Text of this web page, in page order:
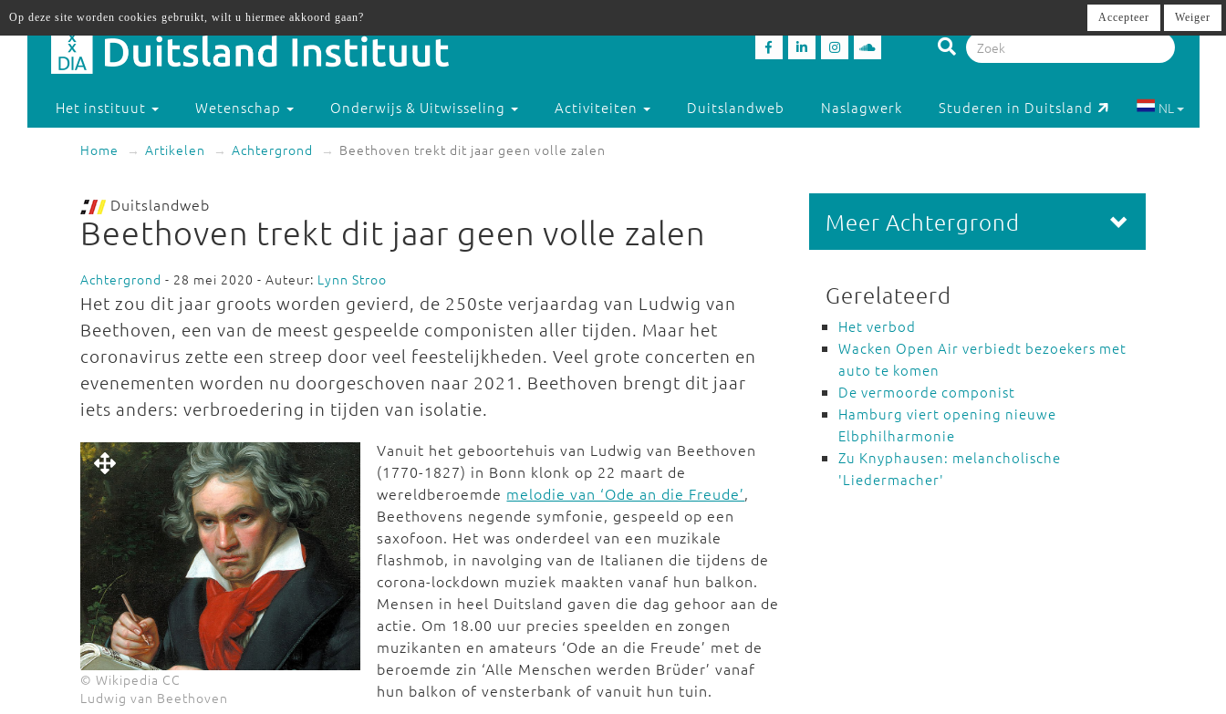
Het instituut Wetenschap Onderwijs & Uitwisseling Activiteiten Duitslandweb Naslagwerk Studeren in Duitsland NL
Home Artikelen Achtergrond Beethoven trekt dit jaar geen volle zalen
Duitslandweb
Beethoven trekt dit jaar geen volle zalen
Achtergrond - 28 mei 2020 - Auteur: Lynn Stroo
Het zou dit jaar groots worden gevierd, de 250ste verjaardag van Ludwig van
Beethoven, een van de meest gespeelde componisten aller tijden. Maar het
coronavirus zette een streep door veel feestelijkheden. Veel grote concerten en
evenementen worden nu doorgeschoven naar 2021. Beethoven brengt dit jaar
iets anders: verbroedering in tijden van isolatie.
© Wikipedia CC
Ludwig van Beethoven
Vanuit het geboortehuis van Ludwig van Beethoven
(1770-1827) in Bonn klonk op 22 maart de
wereldberoemde melodie van ‘Ode an die Freude’,
Beethovens negende symfonie, gespeeld op een
saxofoon. Het was onderdeel van een muzikale
flashmob, in navolging van de Italianen die tijdens de
corona-lockdown muziek maakten vanaf hun balkon.
Mensen in heel Duitsland gaven die dag gehoor aan de
actie. Om 18.00 uur precies speelden en zongen
muzikanten en amateurs ‘Ode an die Freude’ met de
beroemde zin ‘Alle Menschen werden Brüder’ vanaf
hun balkon of vensterbank of vanuit hun tuin.
Meer Achtergrond
Gerelateerd
Het verbod
Wacken Open Air verbiedt bezoekers met
auto te komen
De vermoorde componist
Hamburg viert opening nieuwe
Elbphilharmonie
Zu Knyphausen: melancholische
'Liedermacher'
Op deze site worden cookies gebruikt, wilt u hiermee akkoord gaan? Accepteer Weiger